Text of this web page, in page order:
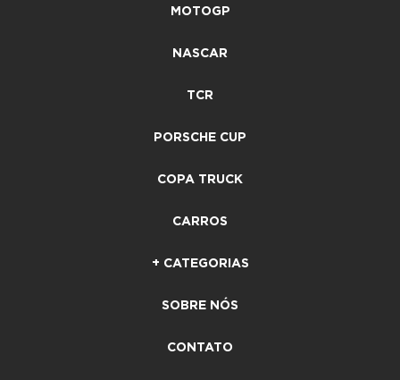
MOTOGP
NASCAR
TCR
PORSCHE CUP
COPA TRUCK
CARROS
+ CATEGORIAS
SOBRE NÓS
CONTATO